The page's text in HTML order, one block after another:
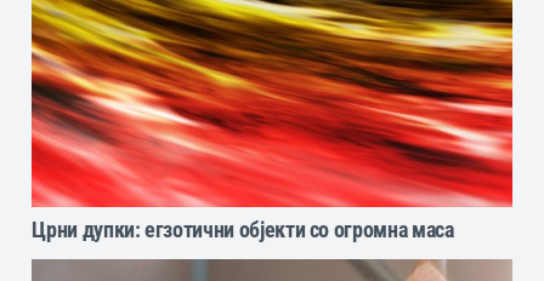
Црни дупки: егзотични објекти со огромна маса